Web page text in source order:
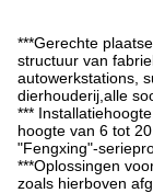
***Gerechte
structuur van
autowerkstations,
dierhouderij,alle
***
hoogte van 6 tot 20
"Fengxing"-
***Oplossingen
zoals hierboven